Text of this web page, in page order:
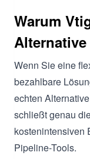
Warum
Wenn Sie eine
bezahlbare
echten
schließt genau
kostenintensiven
Pipeline-Tools.